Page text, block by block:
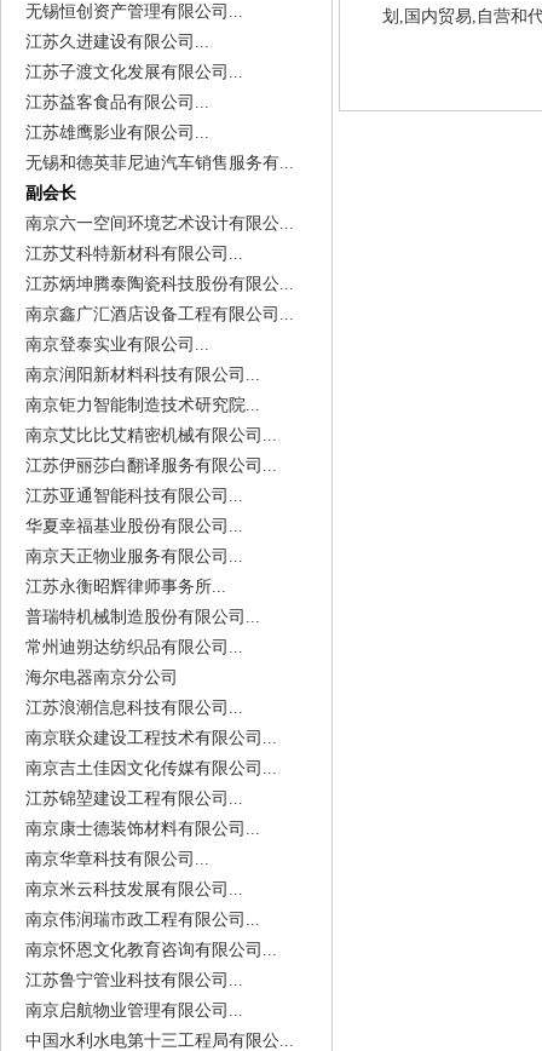
无锡恒创资产管理有限公司...
江苏久进建设有限公司...
江苏子渡文化发展有限公司...
江苏益客食品有限公司...
江苏雄鹰影业有限公司...
无锡和德英菲尼迪汽车销售服务有...
副会长
南京六一空间环境艺术设计有限公...
江苏艾科特新材科有限公司...
江苏炳坤腾泰陶瓷科技股份有限公...
南京鑫广汇酒店设备工程有限公司...
南京登泰实业有限公司...
南京润阳新材料科技有限公司...
南京钜力智能制造技术研究院...
南京艾比比艾精密机械有限公司...
江苏伊丽莎白翻译服务有限公司...
江苏亚通智能科技有限公司...
华夏幸福基业股份有限公司...
南京天正物业服务有限公司...
江苏永衡昭辉律师事务所...
普瑞特机械制造股份有限公司...
常州迪朔达纺织品有限公司...
海尔电器南京分公司
江苏浪潮信息科技有限公司...
南京联众建设工程技术有限公司...
南京吉土佳因文化传媒有限公司...
江苏锦堃建设工程有限公司...
南京康士德装饰材料有限公司...
南京华章科技有限公司...
南京米云科技发展有限公司...
南京伟润瑞市政工程有限公司...
南京怀恩文化教育咨询有限公司...
江苏鲁宁管业科技有限公司...
南京启航物业管理有限公司...
中国水利水电第十三工程局有限公...
划,国内贸易,自营和